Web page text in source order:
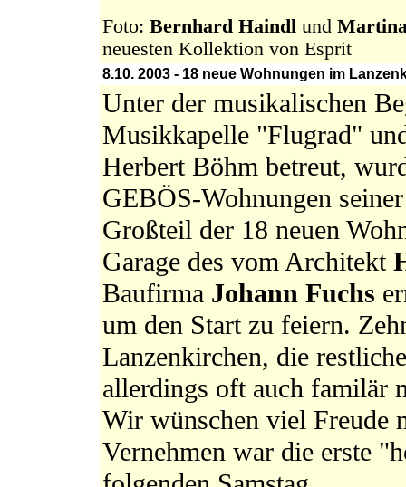
Foto: Bernhard Haindl und
neuesten Kollektion von Esprit
8.10. 2003 - 18 neue Wohnungen im
Unter der musikalischen
Musikkapelle "Flugrad"
Herbert Böhm betreut,
GEBÖS-Wohnungen
Großteil der 18 neuen
Garage des vom Architekt
Baufirma Johann Fuchs
um den Start zu feiern.
Lanzenkirchen, die
allerdings oft auch familär
Wir wünschen viel Freude
Vernehmen war die erste